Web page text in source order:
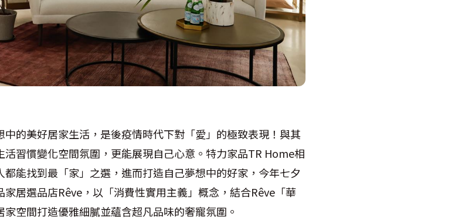
的美好居家生活，是後疫情時代下對「愛」的極致表現！與其
習慣變化空間氛圍，更能展現自己心意。特力家品TR Home相
能找到最「家」之選，進而打造自己夢想中的好家，今年七夕
居選品店Rêve，以「消費性實用主義」概念，結合Rêve「華
空間打造優雅細膩並蘊含超凡品味的奢寵氛圍。